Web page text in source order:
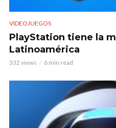
VIDEOJUEGOS
PlayStation tiene la
Latinoamérica
332 views 6 min read